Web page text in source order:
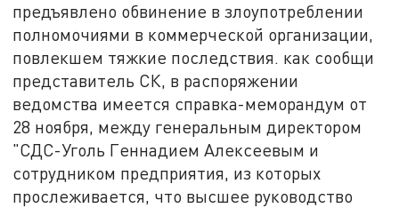
предъявлено обвинение в злоупотреблении
полномочиями в коммерческой организации,
повлекшем тяжкие последствия. как сообщи
представитель СК, в распоряжении
ведомства имеется справка-меморандум от
28 ноября, между генеральным директором
"СДС-Уголь Геннадием Алексеевым и
сотрудником предприятия, из которых
прослеживается, что высшее руководство